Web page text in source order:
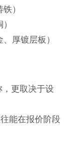
）
厚镀层板）
更取决于设
能在报价阶段